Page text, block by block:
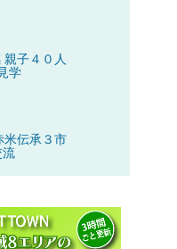
子４０人
学
米伝承３市
流